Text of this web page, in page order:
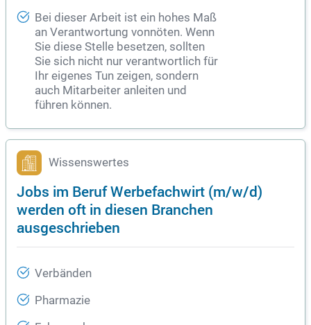
Bei dieser Arbeit ist ein hohes Maß
an Verantwortung vonnöten. Wenn
Sie diese Stelle besetzen, sollten
Sie sich nicht nur verantwortlich für
Ihr eigenes Tun zeigen, sondern
auch Mitarbeiter anleiten und
führen können.
Wissenswertes
Jobs im Beruf Werbefachwirt (m/w/d)
werden oft in diesen Branchen
ausgeschrieben
Verbänden
Pharmazie